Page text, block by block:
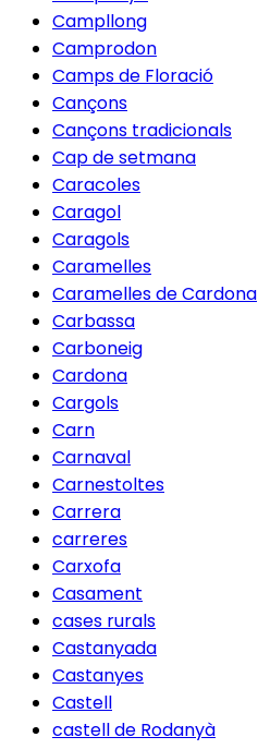
Campllong
Camprodon
Camps de Floració
Cançons
Cançons tradicionals
Cap de setmana
Caracoles
Caragol
Caragols
Caramelles
Caramelles de Cardona
Carbassa
Carboneig
Cardona
Cargols
Carn
Carnaval
Carnestoltes
Carrera
carreres
Carxofa
Casament
cases rurals
Castanyada
Castanyes
Castell
castell de Rodanyà